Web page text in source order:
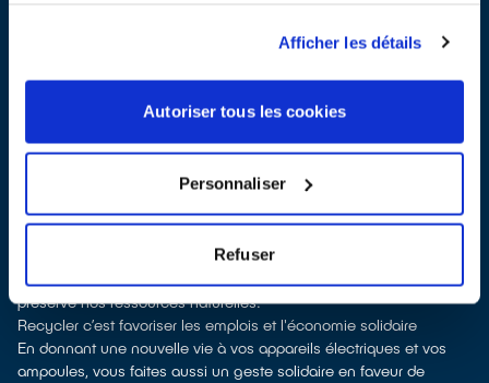
Afficher les détails
Autoriser tous les cookies
Personnaliser
Refuser
collectés afin que nous prenions en charge leur dépollution et
ressources naturelles
La production d’équipements électriques neufs est génératrice de
le don permet d’éviter la production de appareils neufs tout en
soutenant l'économie sociale et solidaire
le recyclage permet d'éviter l'extraction de matières premières
brutes, leur transformation et leur transport, en utilisant à la place
des matières recyclées, ce qui génère moins de pollution et
préserve nos ressources naturelles.
Recycler c’est favoriser les emplois et l'économie solidaire
En donnant une nouvelle vie à vos appareils électriques et vos
ampoules, vous faites aussi un geste solidaire en faveur de